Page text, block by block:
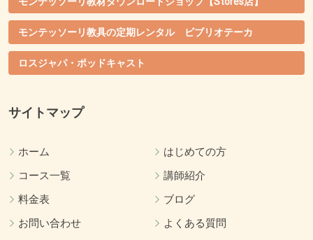
モンテッソーリ教具の定期レンタル ビブリオテーカ
ロスジャパ・ポッドキャスト
サイトマップ
ホーム
はじめての方
コース一覧
講師紹介
料金表
ブログ
お問い合わせ
よくある質問